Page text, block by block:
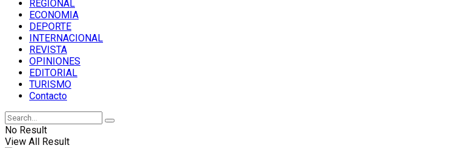
REGIONAL
ECONOMIA
DEPORTE
INTERNACIONAL
REVISTA
OPINIONES
EDITORIAL
TURISMO
Contacto
No Result
View All Result